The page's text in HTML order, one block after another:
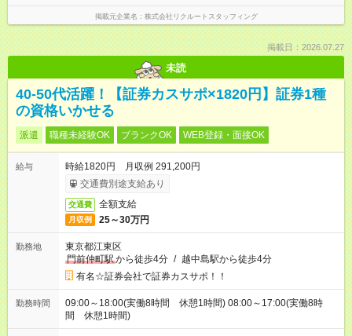
掲載元企業名 株式会社リクルートスタッフィング
掲載日：2026.07.27
未読
40-50代活躍！【証券カスサポ×1820円】証券1種
の資格いかせる
派遣 職種未経験OK ブランクOK WEB登録・面接OK
給与
時給1820円 月収例 291,200円
交通費別途支給あり
交通費 全額支給
月収例 25～30万円
勤務地
東京都江東区
門前仲町駅から徒歩4分 / 越中島駅から徒歩4分
有名☆証券会社で証券カスサポ！！
勤務時間
09:00～18:00(実働8時間 休憩1時間) 08:00～17:00(実働8時
間 休憩1時間)